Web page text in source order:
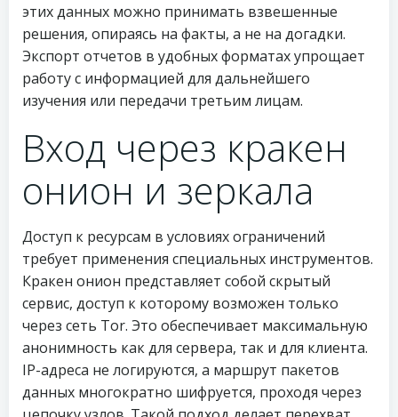
этих данных можно принимать взвешенные
решения, опираясь на факты, а не на догадки.
Экспорт отчетов в удобных форматах упрощает
работу с информацией для дальнейшего
изучения или передачи третьим лицам.
Вход через кракен
онион и зеркала
Доступ к ресурсам в условиях ограничений
требует применения специальных инструментов.
Кракен онион представляет собой скрытый
сервис, доступ к которому возможен только
через сеть Tor. Это обеспечивает максимальную
анонимность как для сервера, так и для клиента.
IP-адреса не логируются, а маршрут пакетов
данных многократно шифруется, проходя через